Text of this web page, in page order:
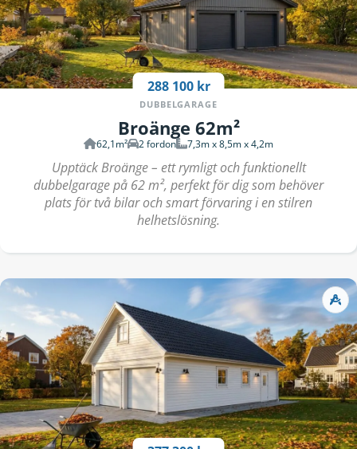
288 100 kr
DUBBELGARAGE
Broänge 62m²
62,1m² 2 fordon 7,3m x 8,5m x 4,2m
Upptäck Broänge – ett rymligt och funktionellt
dubbelgarage på 62 m², perfekt för dig som behöver
plats för två bilar och smart förvaring i en stilren
helhetslösning.